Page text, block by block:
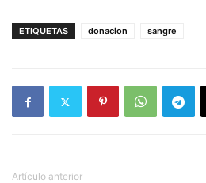
ETIQUETAS donacion sangre
Artículo anterior